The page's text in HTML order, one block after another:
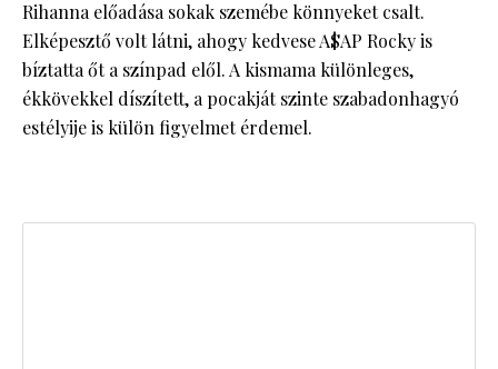
Rihanna előadása sokak szemébe könnyeket csalt.
Elképesztő volt látni, ahogy kedvese A$AP Rocky is
bíztatta őt a színpad elől. A kismama különleges,
ékkövekkel díszített, a pocakját szinte szabadonhagyó
estélyije is külön figyelmet érdemel.